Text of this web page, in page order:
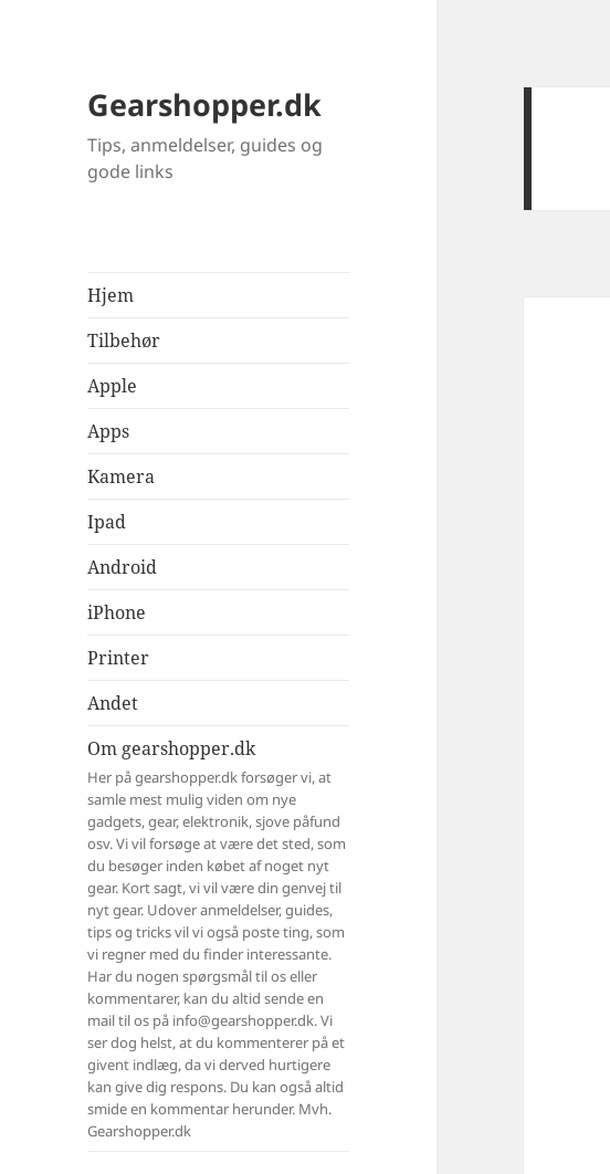
Gearshopper.dk
Tips, anmeldelser, guides og
gode links
Hjem
Tilbehør
Apple
Apps
Kamera
Ipad
Android
iPhone
Printer
Andet
Om gearshopper.dk
Her på gearshopper.dk forsøger vi, at
samle mest mulig viden om nye
gadgets, gear, elektronik, sjove påfund
osv. Vi vil forsøge at være det sted, som
du besøger inden købet af noget nyt
gear. Kort sagt, vi vil være din genvej til
nyt gear. Udover anmeldelser, guides,
tips og tricks vil vi også poste ting, som
vi regner med du finder interessante.
Har du nogen spørgsmål til os eller
kommentarer, kan du altid sende en
mail til os på info@gearshopper.dk. Vi
ser dog helst, at du kommenterer på et
givent indlæg, da vi derved hurtigere
kan give dig respons. Du kan også altid
smide en kommentar herunder. Mvh.
Gearshopper.dk